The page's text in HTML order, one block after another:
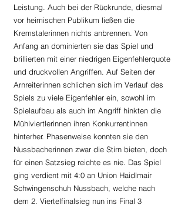
Leistung. Auch bei der Rückrunde, diesmal
vor heimischen Publikum ließen die
Kremstalerinnen nichts anbrennen. Von
Anfang an dominierten sie das Spiel und
brillierten mit einer niedrigen Eigenfehlerquote
und druckvollen Angriffen. Auf Seiten der
Arnreiterinnen schlichen sich im Verlauf des
Spiels zu viele Eigenfehler ein, sowohl im
Spielaufbau als auch im Angriff hinkten die
Mühlviertlerinnen ihren Konkurrentinnen
hinterher. Phasenweise konnten sie den
Nussbacherinnen zwar die Stirn bieten, doch
für einen Satzsieg reichte es nie. Das Spiel
ging verdient mit 4:0 an Union Haidlmair
Schwingenschuh Nussbach, welche nach
dem 2. Viertelfinalsieg nun ins Final 3